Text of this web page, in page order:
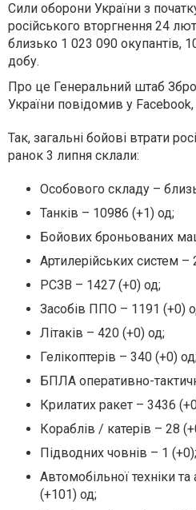
Сили оборони України з
російського вторгнення 24
близько 1 023 090 окупантів,
добу.
Про це Генеральний штаб
України повідомив у
Так, загальні бойові втрати
ранок 3 липня склали:
Особового складу –
Танків – 10986 (+1) од;
Бойових броньованих
Артилерійських систем –
РСЗВ – 1427 (+0) од;
Засобів ППО – 1191 (+0)
Літаків – 420 (+0) од;
Гелікоптерів – 340 (+0)
БПЛА оперативно-
Крилатих ракет – 3436
Кораблів / катерів – 28
Підводних човнів – 1 (+0);
Автомобільної техніки
(+101) од;